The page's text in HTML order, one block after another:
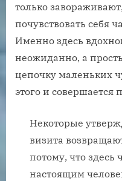
только
почувствовать себя
Именно здесь
неожиданно, а
цепочку маленьких
этого и совершается
Некоторые
визита
потому, что здесь
настоящим